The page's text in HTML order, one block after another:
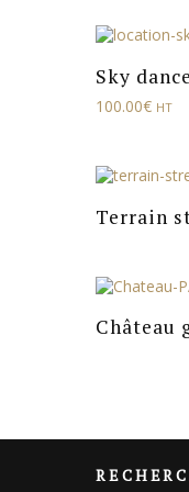
Sky
100.00€ HT
Terrain
Château